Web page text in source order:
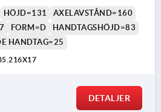
HÖJD=131
AXELAVSTÅND=160
FORM=D
HANDTAGSHÖJD=83
HANDTAG=25
DETALJER